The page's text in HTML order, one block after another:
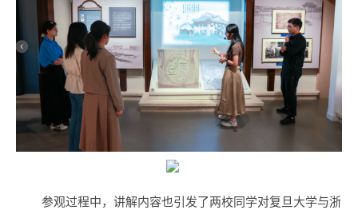
参观过程中，讲解内容也引发了两校同学对复旦大学与浙